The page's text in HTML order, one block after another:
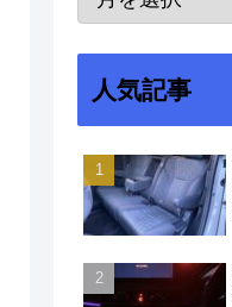
人気記事